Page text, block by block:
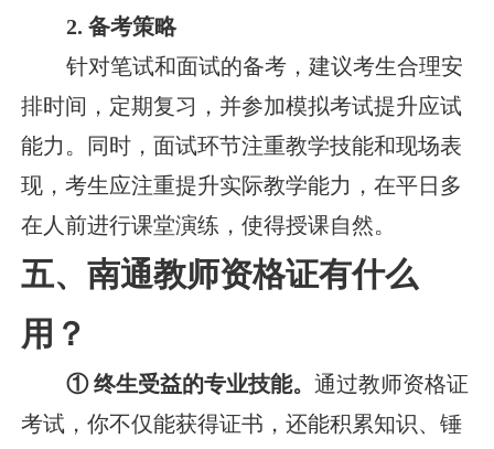
2. 备考策略
针对笔试和面试的备考，建议考生合理安
排时间，定期复习，并参加模拟考试提升应试
能力。同时，面试环节注重教学技能和现场表
现，考生应注重提升实际教学能力，在平日多
在人前进行课堂演练，使得授课自然。
五、南通教师资格证有什么
用？
① 终生受益的专业技能。通过教师资格证
考试，你不仅能获得证书，还能积累知识、锤